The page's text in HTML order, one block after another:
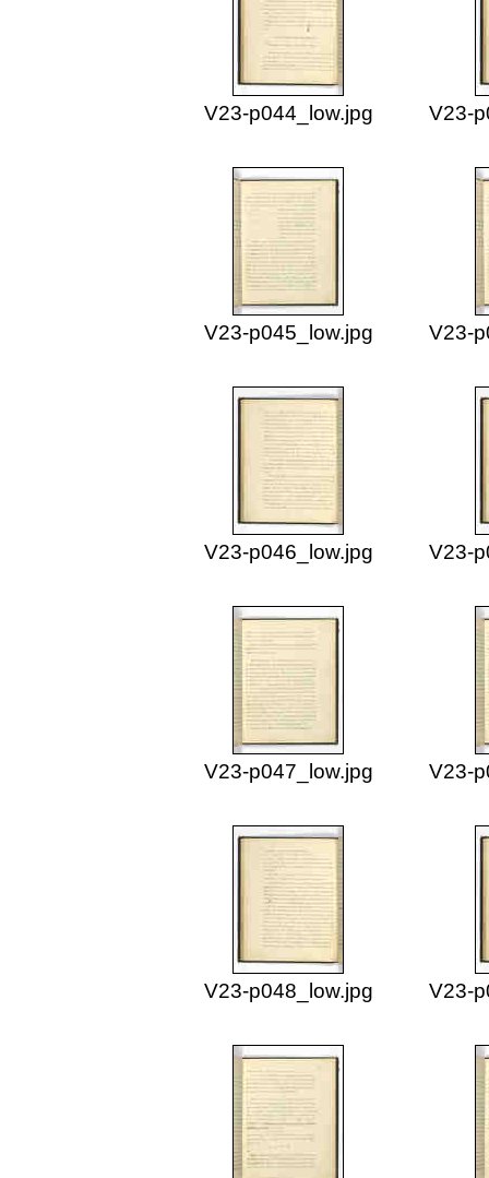
V23-p044_low.jpg V23-
V23-p045_low.jpg V23-
V23-p046_low.jpg V23-
V23-p047_low.jpg V23-
V23-p048_low.jpg V23-